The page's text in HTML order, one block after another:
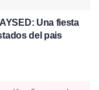
Una fiesta
del pais